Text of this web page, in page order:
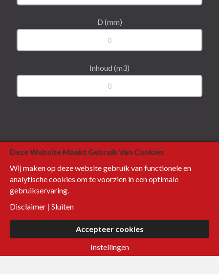
D (mm)
Inhoud (m3)
#BOUWENMETBETON
Deze Website Maakt Gebruik Van Cookies
Wij maken op deze website gebruik van functionele en
analytische cookies om te voorzien in een optimale
gebruikservaring.
Disclaimer | Sluiten
Accepteer cookies
Instellingen